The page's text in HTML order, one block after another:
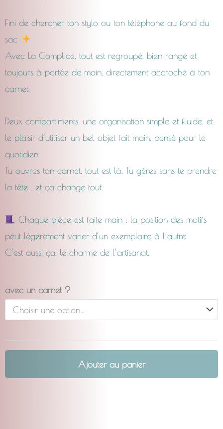
à
Fini de chercher ton stylo ou ton téléphone au fond du
sac
Avec La Complice, tout est regroupé, bien rangé et
toujours à portée de main, directement accroché à ton
carnet.
Deux compartiments, une organisation simple et fluide, et
le plaisir d’utiliser un bel objet fait main, pensé pour le
quotidien.
Tu ouvres ton carnet, tout est là. Tu gères sans te prendre
la tête… et ça change tout.
Chaque pièce est faite main : la position des motifs
peut légèrement varier d’un exemplaire à l’autre.
C’est aussi ça, le charme de l’artisanat.
avec un carnet ?
de
La
Renard
Ajouter au panier